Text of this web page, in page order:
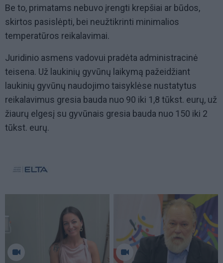
Be to, primatams nebuvo įrengti krepšiai ar būdos,
skirtos pasislėpti, bei neužtikrinti minimalios
temperatūros reikalavimai.
Juridinio asmens vadovui pradėta administracinė
teisena. Už laukinių gyvūnų laikymą pažeidžiant
laukinių gyvūnų naudojimo taisyklėse nustatytus
reikalavimus gresia bauda nuo 90 iki 1,8 tūkst. eurų, už
žiaurų elgesį su gyvūnais gresia bauda nuo 150 iki 2
tūkst. eurų.